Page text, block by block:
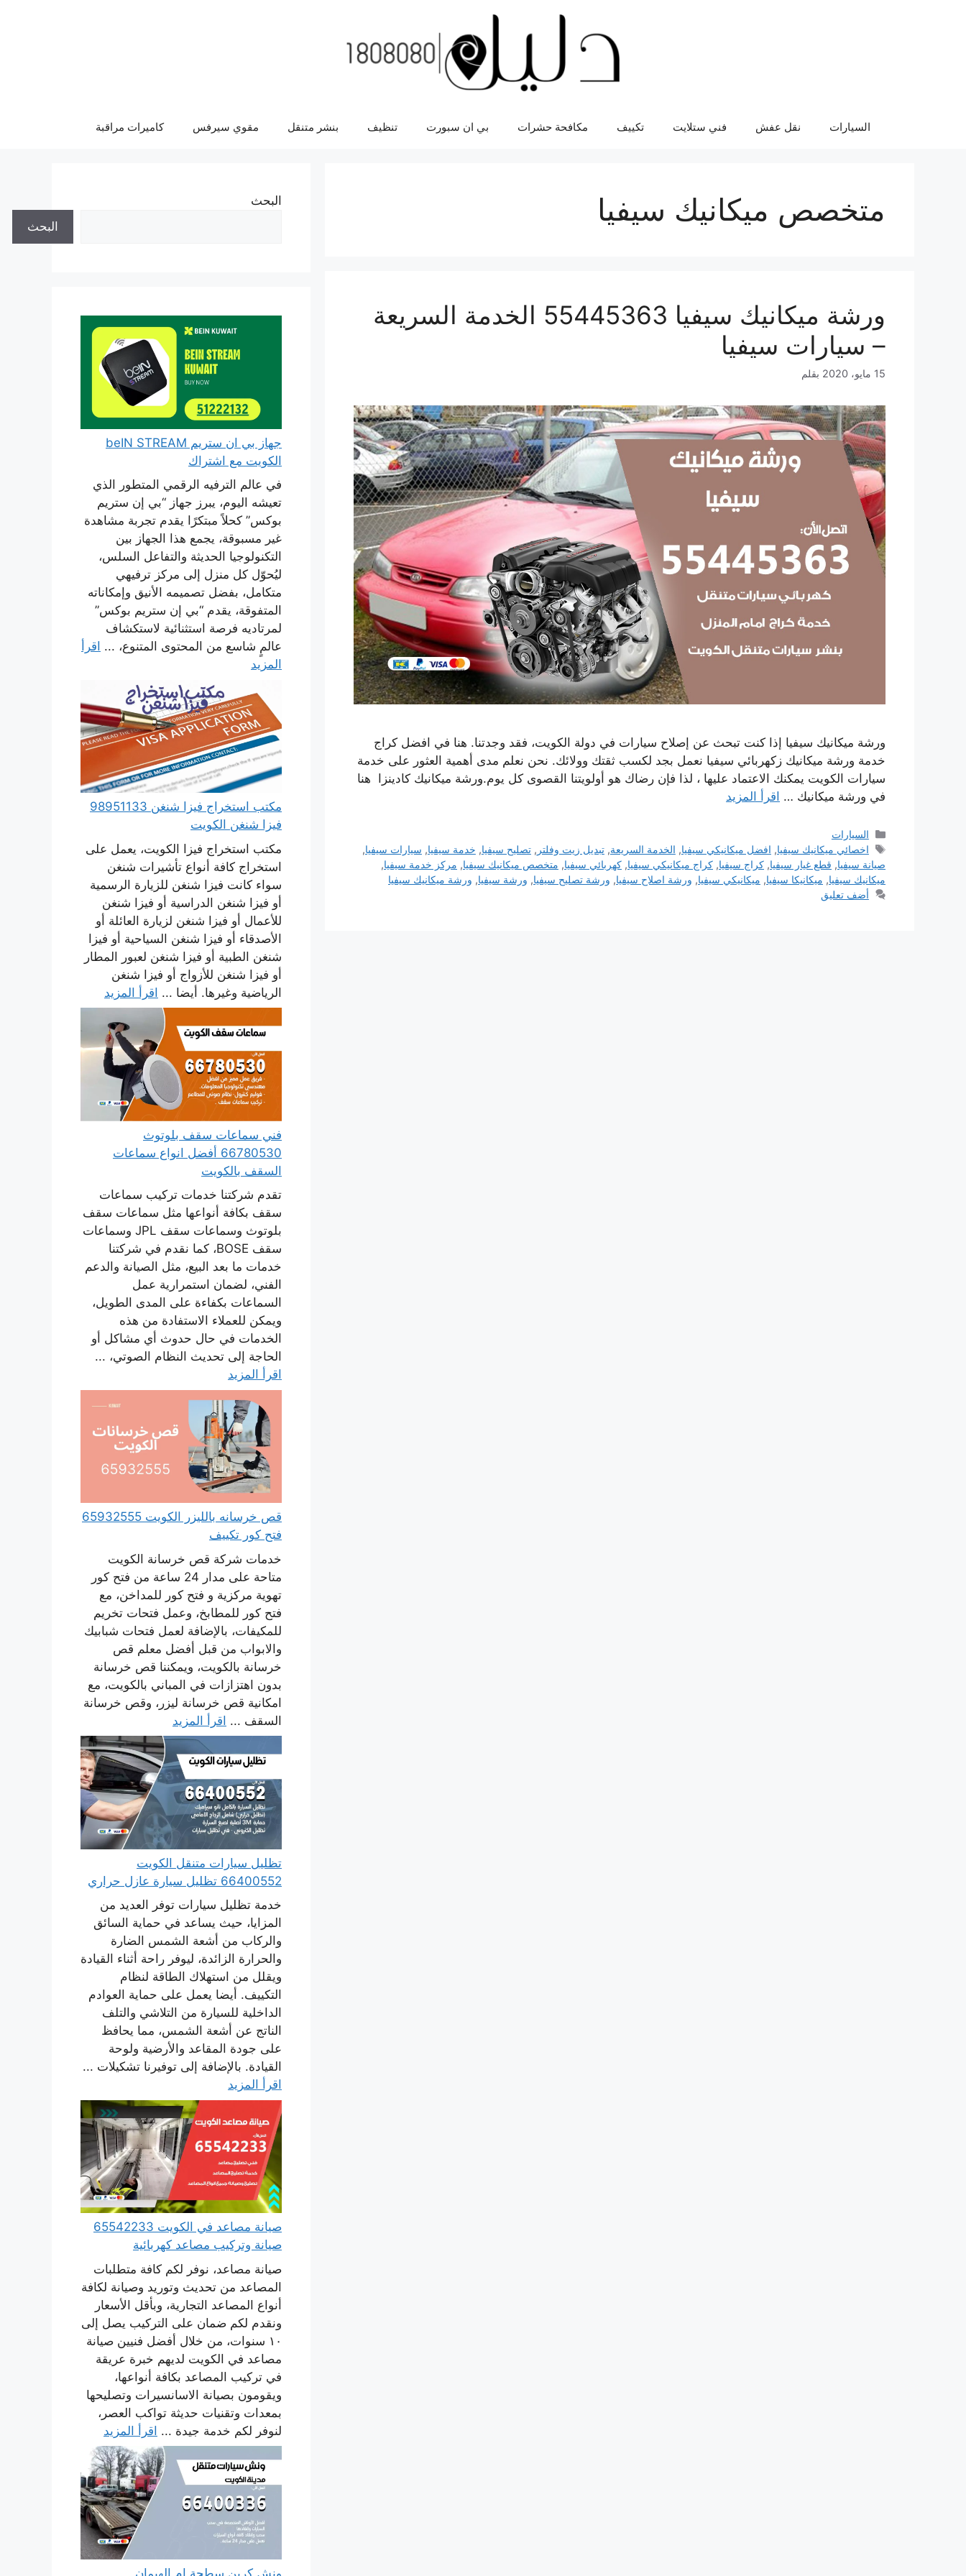
السيارات نقل عفش فني ستلايت تكييف مكافحة حشرات بي ان سبورت تنظيف بنشر متنقل مقوي سيرفس كاميرات مراقبة
متخصص ميكانيك سيفيا
ورشة ميكانيك سيفيا 55445363 الخدمة السريعة
– سيارات سيفيا
15 مايو، 2020 بقلم
ورشة ميكانيك سيفيا إذا كنت تبحث عن إصلاح سيارات في دولة الكويت، فقد وجدتنا. هنا في افضل كراج
خدمة ورشة ميكانيك زكهربائي سيفيا نعمل بجد لكسب ثقتك وولائك. نحن نعلم مدى أهمية العثور على خدمة
سيارات الكويت يمكنك الاعتماد عليها ، لذا فإن رضاك ​​هو أولويتنا القصوى كل يوم.ورشة ميكانيك كادينزا هنا
في ورشة ميكانيك … اقرأ المزيد
التصنيفات
السيارات
الوسوم
اخصائي ميكانيك سيفيا, افضل ميكانيكي سيفيا, الخدمة السريعة,تبديل زيت وفلتر ,تصليح سيفيا, خدمة سيفيا, سيارات سيفيا,
صيانة سيفيا, قطع غيار سيفيا, كراج سيفيا, كراج ميكانيكي سيفيا, كهربائي سيفيا, متخصص ميكانيك سيفيا, مركز خدمة سيفيا,
ميكانيك سيفيا, ميكانيكا سيفيا, ميكانيكي سيفيا, ورشة اصلاح سيفيا, ورشة تصليح سيفيا, ورشة سيفيا, ورشة ميكانيك سيفيا
أضف تعليق
البحث
البحث
جهاز بي ان ستريم beIN STREAM
الكويت مع اشتراك
في عالم الترفيه الرقمي المتطور الذي
تعيشه اليوم، يبرز جهاز “بي إن ستريم
بوكس” كحلاً مبتكرًا يقدم تجربة مشاهدة
غير مسبوقة، يجمع هذا الجهاز بين
التكنولوجيا الحديثة والتفاعل السلس،
ليُحوّل كل منزل إلى مركز ترفيهي
متكامل، بفضل تصميمه الأنيق وإمكاناته
المتفوقة، يقدم “بي إن ستريم بوكس”
لمرتاديه فرصة استثنائية لاستكشاف
عالمٍ شاسع من المحتوى المتنوع، ... اقرأ
المزيد
مكتب استخراج فيزا شنغن 98951133
فيزا شنغن الكويت
مكتب استخراج فيزا الكويت، يعمل على
استخراج كافة أنواع تأشيرات شنغن
سواء كانت فيزا شنغن للزيارة الرسمية
أو فيزا شنغن الدراسية أو فيزا شنغن
للأعمال أو فيزا شنغن لزيارة العائلة أو
الأصدقاء أو فيزا شنغن السياحية أو فيزا
شنغن الطبية أو فيزا شنغن لعبور المطار
أو فيزا شنغن للأزواج أو فيزا شنغن
الرياضية وغيرها. أيضا ... اقرأ المزيد
فني سماعات سقف بلوتوث
66780530 أفضل انواع سماعات
السقف بالكويت
تقدم شركتنا خدمات تركيب سماعات
سقف بكافة أنواعها مثل سماعات سقف
بلوتوث وسماعات سقف JPL وسماعات
سقف BOSE، كما نقدم في شركتنا
خدمات ما بعد البيع، مثل الصيانة والدعم
الفني، لضمان استمرارية عمل
السماعات بكفاءة على المدى الطويل،
ويمكن للعملاء الاستفادة من هذه
الخدمات في حال حدوث أي مشاكل أو
الحاجة إلى تحديث النظام الصوتي، ...
اقرأ المزيد
قص خرسانه بالليزر الكويت 65932555
فتح كور تكييف
خدمات شركة قص خرسانة الكويت
متاحة على مدار 24 ساعة من فتح كور
تهوية مركزية و فتح كور للمداخن، مع
فتح كور للمطابخ، وعمل فتحات تخريم
للمكيفات، بالإضافة لعمل فتحات شبابيك
والابواب من قبل أفضل معلم قص
خرسانة بالكويت، ويمكننا قص خرسانة
بدون اهتزازات في المباني بالكويت، مع
امكانية قص خرسانة ليزر، وقص خرسانة
السقف ... اقرأ المزيد
تظليل سيارات متنقل الكويت
66400552 تظليل سيارة عازل حراري
خدمة تظليل سيارات توفر العديد من
المزايا، حيث يساعد في حماية السائق
والركاب من أشعة الشمس الضارة
والحرارة الزائدة، ليوفر راحة أثناء القيادة
ويقلل من استهلاك الطاقة لنظام
التكييف. أيضا يعمل على حماية العوادم
الداخلية للسيارة من التلاشي والتلف
الناتج عن أشعة الشمس، مما يحافظ
على جودة المقاعد والأرضية ولوحة
القيادة. بالإضافة إلى توفيرنا تشكيلات ...
اقرأ المزيد
صيانة مصاعد في الكويت 65542233
صيانة وتركيب مصاعد كهربائية
صيانة مصاعد، نوفر لكم كافة متطلبات
المصاعد من تحديث وتوريد وصيانة لكافة
أنواع المصاعد التجارية، وبأقل الأسعار
ونقدم لكم ضمان على التركيب يصل إلى
١٠ سنوات، من خلال أفضل فنيين صيانة
مصاعد في الكويت لديهم خبرة عريقة
في تركيب المصاعد بكافة أنواعها،
ويقومون بصيانة الاسانسيرات وتصليحها
بمعدات وتقنيات حديثة تواكب العصر،
لنوفر لكم خدمة جيدة ... اقرأ المزيد
ونش كرين سطحة ام الهيمان